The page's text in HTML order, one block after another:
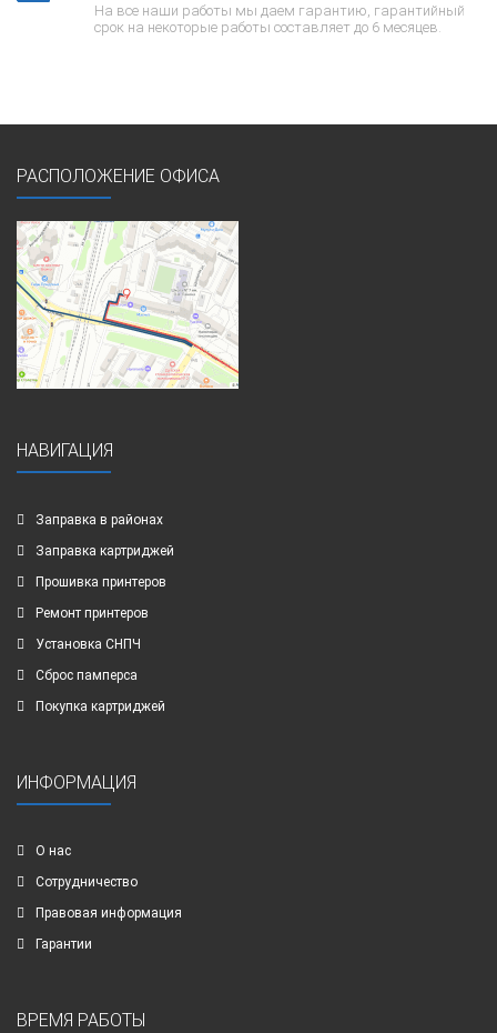
На все наши работы мы даем гарантию, гарантийный
срок на некоторые работы составляет до 6 месяцев.
РАСПОЛОЖЕНИЕ ОФИСА
НАВИГАЦИЯ
Заправка в районах
Заправка картриджей
Прошивка принтеров
Ремонт принтеров
Установка СНПЧ
Сброс памперса
Покупка картриджей
ИНФОРМАЦИЯ
О нас
Сотрудничество
Правовая информация
Гарантии
ВРЕМЯ РАБОТЫ